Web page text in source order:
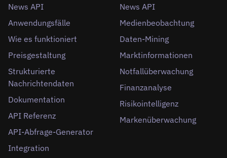
News API
Anwendungsfälle
Wie es funktioniert
Preisgestaltung
Strukturierte
Nachrichtendaten
Dokumentation
API Referenz
API-Abfrage-Generator
Integration
News API
Medienbeobachtung
Daten-Mining
Marktinformationen
Notfallüberwachung
Finanzanalyse
Risikointelligenz
Markenüberwachung